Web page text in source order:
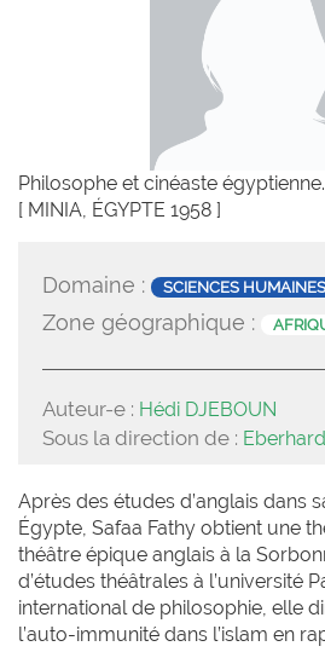
Philosophe et cinéaste égyptienne.
[ MINIA, ÉGYPTE 1958 ]
Domaine : SCIENCES HUMAINES
Zone géographique :
Auteur-e : Hédi DJEBOUN
Sous la direction de :
Après des études d’anglais dans
Égypte, Safaa Fathy obtient une
théâtre épique anglais à la
d’études théâtrales à l’université
international de philosophie, elle
l’auto-immunité dans l’islam en